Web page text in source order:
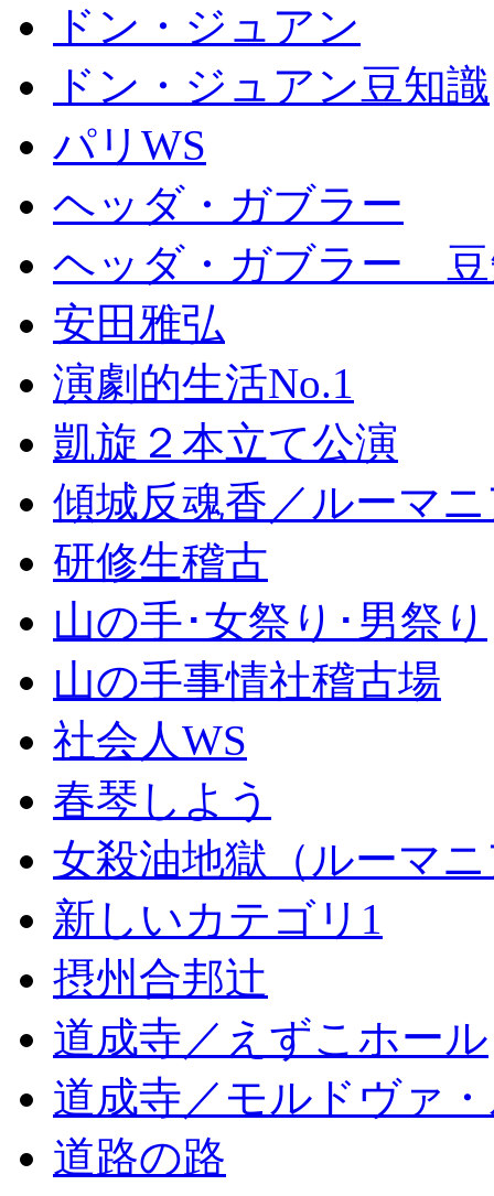
ドン・ジュアン
ドン・ジュアン豆知識
パリWS
ヘッダ・ガブラー
ヘッダ・ガブラー 豆
安田雅弘
演劇的生活No.1
凱旋２本立て公演
傾城反魂香／ルーマ
研修生稽古
山の手･女祭り･男祭り
山の手事情社稽古場
社会人WS
春琴しよう
女殺油地獄（ルーマ
新しいカテゴリ1
摂州合邦辻
道成寺／えずこホール
道成寺／モルドヴァ
道路の路